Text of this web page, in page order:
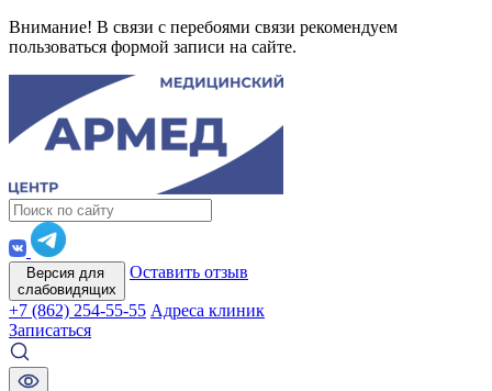
Внимание! В связи с перебоями связи рекомендуем
пользоваться формой записи на сайте.
Версия для
слабовидящих
Оставить отзыв
+7 (862) 254-55-55 Адреса клиник
Записаться